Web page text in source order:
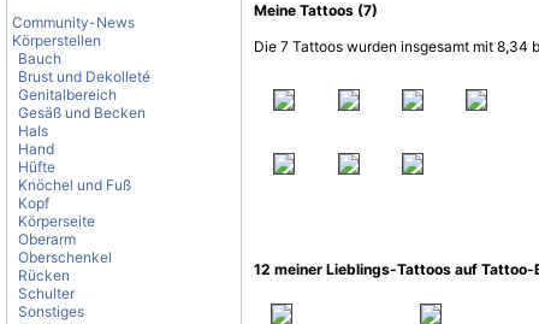
Community-News
Körperstellen
Bauch
Brust und Dekolleté
Genitalbereich
Gesäß und Becken
Hals
Hand
Hüfte
Knöchel und Fuß
Kopf
Körperseite
Oberarm
Oberschenkel
Rücken
Schulter
Sonstiges
Meine Tattoos (7)
Die 7 Tattoos wurden insgesamt mit 8,34
12 meiner Lieblings-Tattoos auf